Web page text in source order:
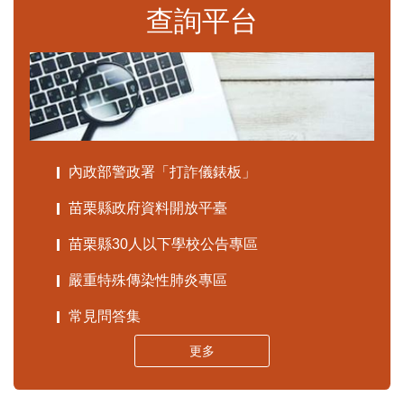
查詢平台
內政部警政署「打詐儀錶板」
苗栗縣政府資料開放平臺
苗栗縣30人以下學校公告專區
嚴重特殊傳染性肺炎專區
常見問答集
更多